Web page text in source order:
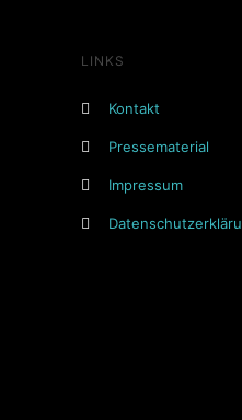
LINKS
Kontakt
Pressematerial
Impressum